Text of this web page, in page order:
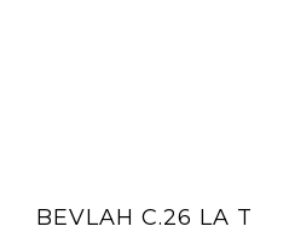
BEVLAH C.26 LA T